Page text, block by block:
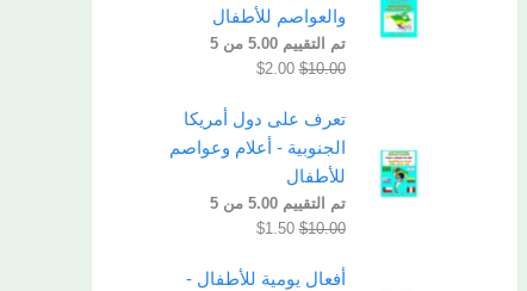
والعواصم للأطفال
تم التقييم5.00 من 5
$10.00
$2.00
تعرف على دول أمريكا
الجنوبية - أعلام وعواصم
للأطفال
تم التقييم5.00 من 5
$10.00
$1.50
أفعال يومية للأطفال -